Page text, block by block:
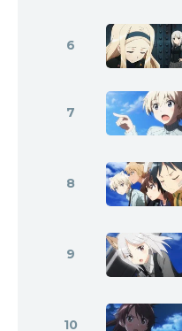
6
7
8
9
10